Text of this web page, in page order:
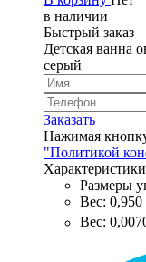
в наличии
Быстрый заказ
Детская ванна
серый
Заказать
Нажимая
"Политикой
Характеристики
Размеры
Вес: 0,950
Вес: